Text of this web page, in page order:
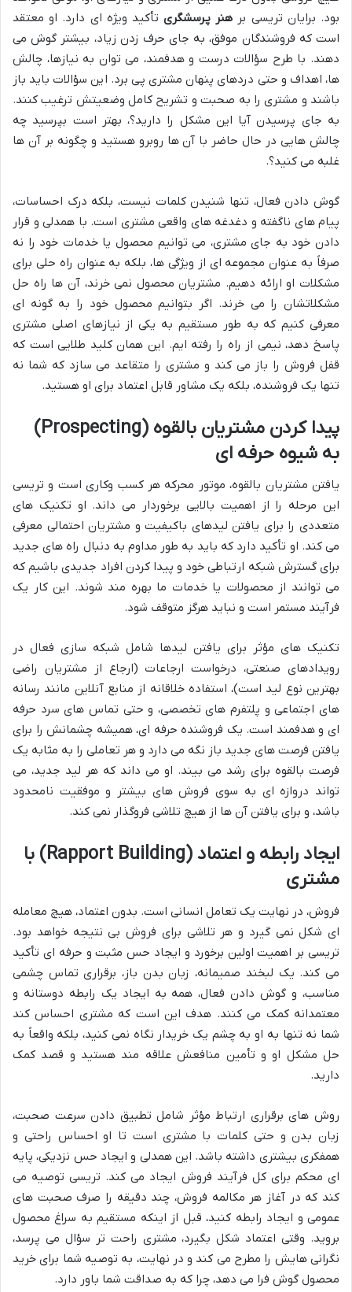
بود. برایان تریسی بر هنر پرسشگریتأکید ویژه ای دارد. او معتقد
است که فروشندگان موفق، به جای حرف زدن زیاد، بیشتر گوش می
دهند. با طرح سؤالات درست و هدفمند، می توان به نیازها، چالش
ها، اهداف و حتی دردهای پنهان مشتری پی برد. این سؤالات باید باز
باشند و مشتری را به صحبت و تشریح کامل وضعیتش ترغیب کنند.
به جای پرسیدن آیا این مشکل را دارید؟، بهتر است بپرسید چه
چالش هایی در حال حاضر با آن ها روبرو هستید و چگونه بر آن ها
غلبه می کنید؟.
گوش دادن فعال، تنها شنیدن کلمات نیست، بلکه درک احساسات،
پیام های ناگفته و دغدغه های واقعی مشتری است. با همدلی و قرار
دادن خود به جای مشتری، می توانیم محصول یا خدمات خود را نه
صرفاً به عنوان مجموعه ای از ویژگی ها، بلکه به عنوان راه حلی برای
مشکلات او ارائه دهیم. مشتریان محصول نمی خرند، آن ها راه حل
مشکلاتشان را می خرند. اگر بتوانیم محصول خود را به گونه ای
معرفی کنیم که به طور مستقیم به یکی از نیازهای اصلی مشتری
پاسخ دهد، نیمی از راه را رفته ایم. این همان کلید طلایی است که
قفل فروش را باز می کند و مشتری را متقاعد می سازد که شما نه
تنها یک فروشنده، بلکه یک مشاور قابل اعتماد برای او هستید.
پیدا کردن مشتریان بالقوه (Prospecting)
به شیوه حرفه ای
یافتن مشتریان بالقوه، موتور محرکه هر کسب وکاری است و تریسی
این مرحله را از اهمیت بالایی برخوردار می داند. او تکنیک های
متعددی را برای یافتن لیدهای باکیفیت و مشتریان احتمالی معرفی
می کند. او تأکید دارد که باید به طور مداوم به دنبال راه های جدید
برای گسترش شبکه ارتباطی خود و پیدا کردن افراد جدیدی باشیم که
می توانند از محصولات یا خدمات ما بهره مند شوند. این کار یک
فرآیند مستمر است و نباید هرگز متوقف شود.
تکنیک های مؤثر برای یافتن لیدها شامل شبکه سازی فعال در
رویدادهای صنعتی، درخواست ارجاعات (ارجاع از مشتریان راضی
بهترین نوع لید است)، استفاده خلاقانه از منابع آنلاین مانند رسانه
های اجتماعی و پلتفرم های تخصصی، و حتی تماس های سرد حرفه
ای و هدفمند است. یک فروشنده حرفه ای، همیشه چشمانش را برای
یافتن فرصت های جدید باز نگه می دارد و هر تعاملی را به مثابه یک
فرصت بالقوه برای رشد می بیند. او می داند که هر لید جدید، می
تواند دروازه ای به سوی فروش های بیشتر و موفقیت نامحدود
باشد، و برای یافتن آن ها از هیچ تلاشی فروگذار نمی کند.
ایجاد رابطه و اعتماد (Rapport Building) با
مشتری
فروش، در نهایت یک تعامل انسانی است. بدون اعتماد، هیچ معامله
ای شکل نمی گیرد و هر تلاشی برای فروش بی نتیجه خواهد بود.
تریسی بر اهمیت اولین برخورد و ایجاد حس مثبت و حرفه ای تأکید
می کند. یک لبخند صمیمانه، زبان بدن باز، برقراری تماس چشمی
مناسب، و گوش دادن فعال، همه به ایجاد یک رابطه دوستانه و
معتمدانه کمک می کنند. هدف این است که مشتری احساس کند
شما نه تنها به او به چشم یک خریدار نگاه نمی کنید، بلکه واقعاً به
حل مشکل او و تأمین منافعش علاقه مند هستید و قصد کمک
دارید.
روش های برقراری ارتباط مؤثر شامل تطبیق دادن سرعت صحبت،
زبان بدن و حتی کلمات با مشتری است تا او احساس راحتی و
همفکری بیشتری داشته باشد. این همدلی و ایجاد حس نزدیکی، پایه
ای محکم برای کل فرآیند فروش ایجاد می کند. تریسی توصیه می
کند که در آغاز هر مکالمه فروش، چند دقیقه را صرف صحبت های
عمومی و ایجاد رابطه کنید، قبل از اینکه مستقیم به سراغ محصول
بروید. وقتی اعتماد شکل بگیرد، مشتری راحت تر سؤال می پرسد،
نگرانی هایش را مطرح می کند و در نهایت، به توصیه شما برای خرید
محصول گوش فرا می دهد، چرا که به صداقت شما باور دارد.